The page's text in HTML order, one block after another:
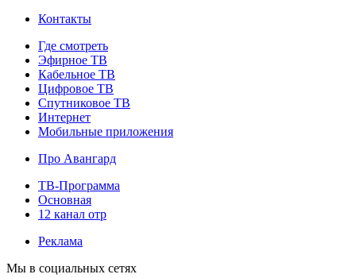
Контакты
Где смотреть
Эфирное ТВ
Кабельное ТВ
Цифровое ТВ
Спутниковое ТВ
Интернет
Мобильные приложения
Про Авангард
ТВ-Программа
Основная
12 канал отр
Реклама
Мы в социальных сетях